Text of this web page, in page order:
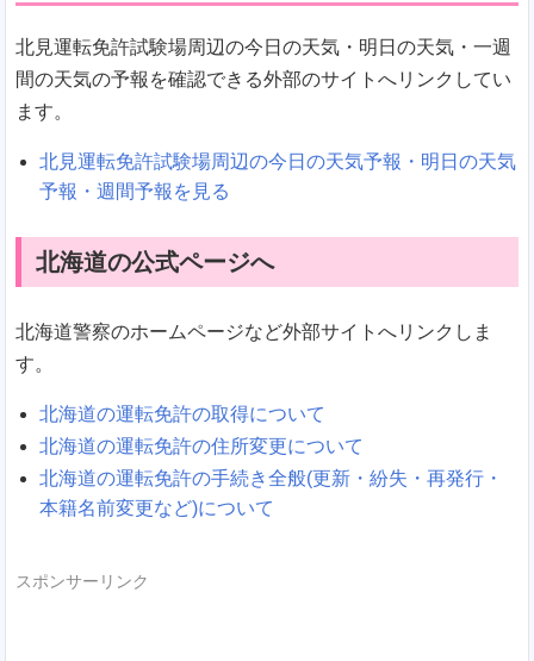
北見運転免許試験場周辺の今日の天気・明日の天気・一週
間の天気の予報を確認できる外部のサイトへリンクしてい
ます。
北見運転免許試験場周辺の今日の天気予報・明日の天気
予報・週間予報を見る
北海道の公式ページへ
北海道警察のホームページなど外部サイトへリンクしま
す。
北海道の運転免許の取得について
北海道の運転免許の住所変更について
北海道の運転免許の手続き全般(更新・紛失・再発行・
本籍名前変更など)について
スポンサーリンク